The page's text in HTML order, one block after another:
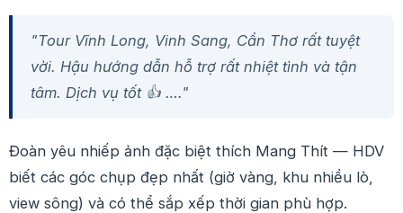
"Tour Vĩnh Long, Vinh Sang, Cần Thơ rất tuyệt
vời. Hậu hướng dẫn hỗ trợ rất nhiệt tình và tận
tâm. Dịch vụ tốt 👍 …."
Đoàn yêu nhiếp ảnh đặc biệt thích Mang Thít — HDV
biết các góc chụp đẹp nhất (giờ vàng, khu nhiều lò,
view sông) và có thể sắp xếp thời gian phù hợp.